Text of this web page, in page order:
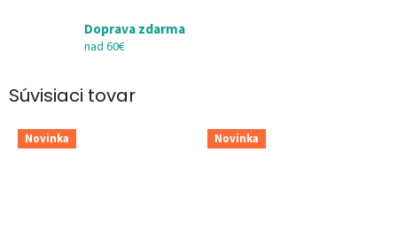
Doprava zdarma
nad 60€
Súvisiaci tovar
Novinka Novinka